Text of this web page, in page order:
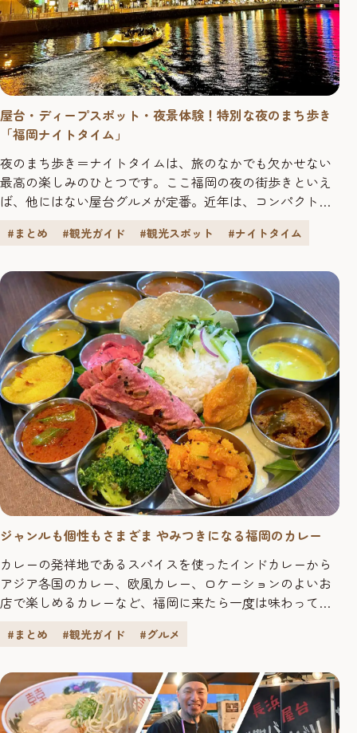
屋台・ディープスポット・夜景体験！特別な夜のまち歩き
「福岡ナイトタイム」
夜のまち歩き＝ナイトタイムは、旅のなかでも欠かせない
最高の楽しみのひとつです。ここ福岡の夜の街歩きといえ
ば、他にはない屋台グルメが定番。近年は、コンパクトな
にも知られていないようなディープスポットも人気を博し
れ、唯一無二の体験ができる福岡ナイトタイムを目一杯、
楽しみましょう。
#まとめ #観光ガイド #観光スポット #ナイトタイム
ジャンルも個性もさまざま やみつきになる福岡のカレー
カレーの発祥地であるスパイスを使ったインドカレーから
アジア各国のカレー、欧風カレー、ロケーションのよいお
店で楽しめるカレーなど、福岡に来たら一度は味わってほ
#まとめ #観光ガイド #グルメ